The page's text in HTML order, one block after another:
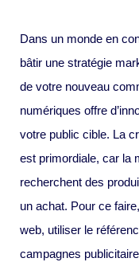
Dans un monde en
bâtir une stratégie
de votre nouveau
numériques offre
votre public cible. La
est primordiale, car la
recherchent des
un achat. Pour ce
web, utiliser le
campagnes